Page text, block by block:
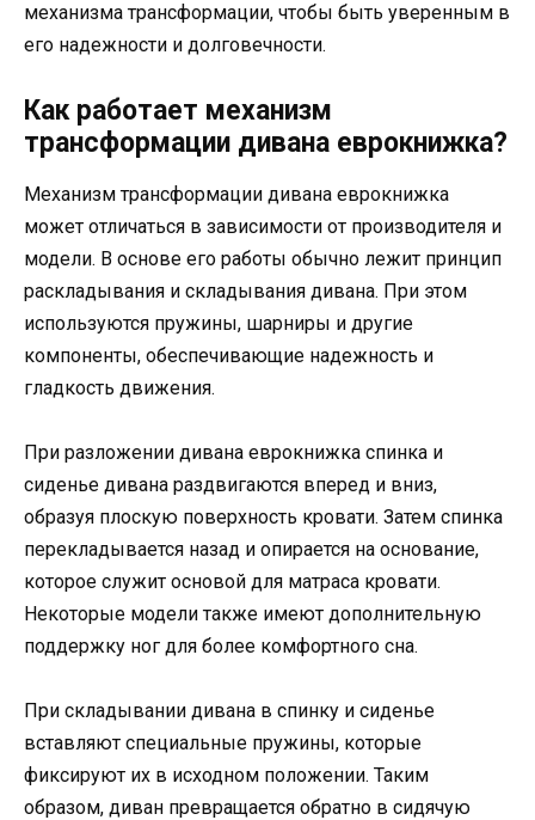
механизма трансформации, чтобы быть уверенным в
его надежности и долговечности.
Как работает механизм
трансформации дивана еврокнижка?
Механизм трансформации дивана еврокнижка
может отличаться в зависимости от производителя и
модели. В основе его работы обычно лежит принцип
раскладывания и складывания дивана. При этом
используются пружины, шарниры и другие
компоненты, обеспечивающие надежность и
гладкость движения.
При разложении дивана еврокнижка спинка и
сиденье дивана раздвигаются вперед и вниз,
образуя плоскую поверхность кровати. Затем спинка
перекладывается назад и опирается на основание,
которое служит основой для матраса кровати.
Некоторые модели также имеют дополнительную
поддержку ног для более комфортного сна.
При складывании дивана в спинку и сиденье
вставляют специальные пружины, которые
фиксируют их в исходном положении. Таким
образом, диван превращается обратно в сидячую